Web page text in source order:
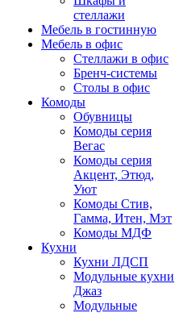
стеллажи
Мебель в гостинную
Мебель в офис
Стеллажи в офис
Бренч-системы
Столы в офис
Комоды
Обувницы
Комоды серия
Вегас
Комоды серия
Акцент, Этюд,
Уют
Комоды Стив,
Гамма, Итен, Мэт
Комоды МДФ
Кухни
Кухни ЛДСП
Модульные кухни
Джаз
Модульные